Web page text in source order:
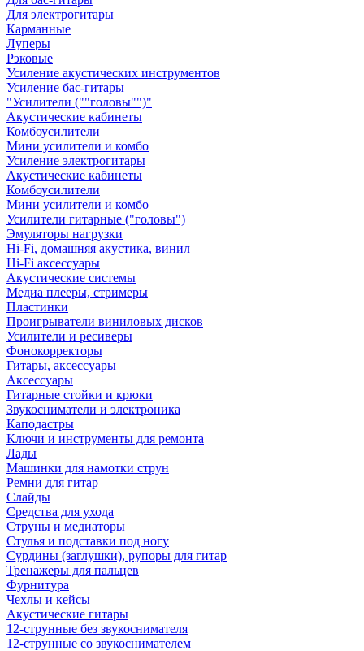
Для электрогитары
Карманные
Луперы
Рэковые
Усиление акустических инструментов
Усиление бас-гитары
"Усилители (""головы"")"
Акустические кабинеты
Комбоусилители
Мини усилители и комбо
Усиление электрогитары
Акустические кабинеты
Комбоусилители
Мини усилители и комбо
Усилители гитарные ("головы")
Эмуляторы нагрузки
Hi-Fi, домашняя акустика, винил
Hi-Fi аксессуары
Акустические системы
Медиа плееры, стримеры
Пластинки
Проигрыватели виниловых дисков
Усилители и ресиверы
Фонокорректоры
Гитары, аксессуары
Аксессуары
Гитарные стойки и крюки
Звукосниматели и электроника
Каподастры
Ключи и инструменты для ремонта
Лады
Машинки для намотки струн
Ремни для гитар
Слайды
Средства для ухода
Струны и медиаторы
Стулья и подставки под ногу
Сурдины (заглушки), рупоры для гитар
Тренажеры для пальцев
Фурнитура
Чехлы и кейсы
Акустические гитары
12-струнные без звукоснимателя
12-струнные со звукоснимателем